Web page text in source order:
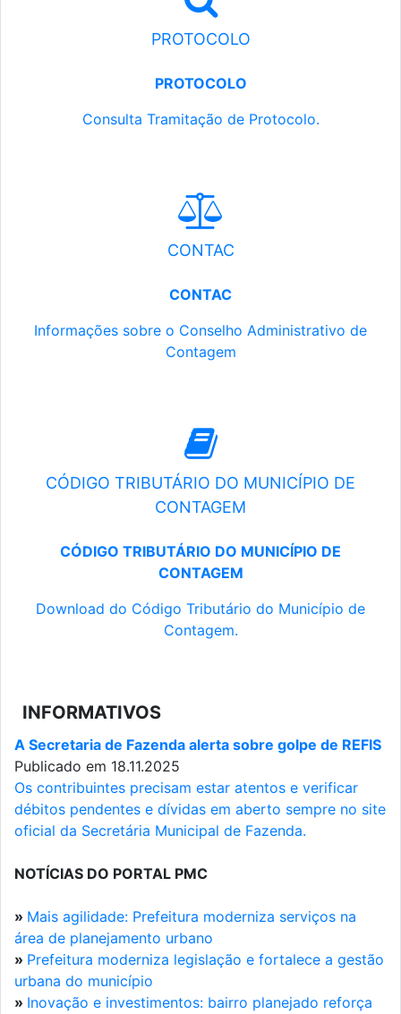
PROTOCOLO
PROTOCOLO
Consulta Tramitação de Protocolo.
CONTAC
CONTAC
Informações sobre o Conselho Administrativo de
Contagem
CÓDIGO TRIBUTÁRIO DO MUNICÍPIO DE
CONTAGEM
CÓDIGO TRIBUTÁRIO DO MUNICÍPIO DE
CONTAGEM
Download do Código Tributário do Município de
Contagem.
INFORMATIVOS
A Secretaria de Fazenda alerta sobre golpe de REFIS
Publicado em 18.11.2025
Os contribuintes precisam estar atentos e verificar
débitos pendentes e dívidas em aberto sempre no site
oficial da Secretária Municipal de Fazenda.
NOTÍCIAS DO PORTAL PMC
» Mais agilidade: Prefeitura moderniza serviços na
área de planejamento urbano
» Prefeitura moderniza legislação e fortalece a gestão
urbana do município
» Inovação e investimentos: bairro planejado reforça